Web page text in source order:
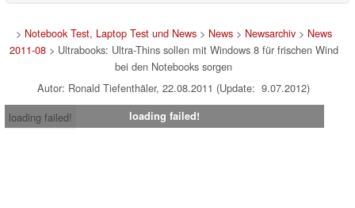
> Notebook Test, Laptop Test und News> News> Newsarchiv> News
2011-08> Ultrabooks: Ultra-Thins sollen mit Windows 8 für frischen Wind
bei den Notebooks sorgen
Autor: Ronald Tiefenthäler, 22.08.2011 (Update: 9.07.2012)
loading failed!
loading failed!